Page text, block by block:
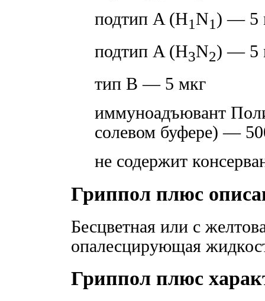
подтип A (H1N1 ) — 5
подтип A (H3N2) — 5
тип B — 5 мкг
иммуноадъювант
солевом буфере) —
не содержит
Гриппол плюс
Бесцветная или с
опалесцирующая
Гриппол плюс